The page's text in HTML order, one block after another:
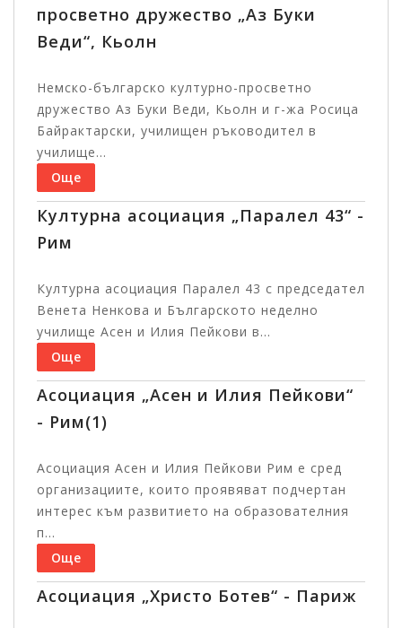
просветно дружество „Аз Буки
Веди“, Кьолн
Немско-българско културно-просветно
дружество Аз Буки Веди, Кьолн и г-жа Росица
Байрактарски, училищен ръководител в
училище...
Още
Културна асоциация „Паралел 43“ -
Рим
Културна асоциация Паралел 43 с председател
Венета Ненкова и Българското неделно
училище Асен и Илия Пейкови в...
Още
Асоциация „Асен и Илия Пейкови“
- Рим(1)
Асоциация Асен и Илия Пейкови Рим е сред
организациите, които проявяват подчертан
интерес към развитието на образователния
п...
Още
Асоциация „Христо Ботев“ - Париж